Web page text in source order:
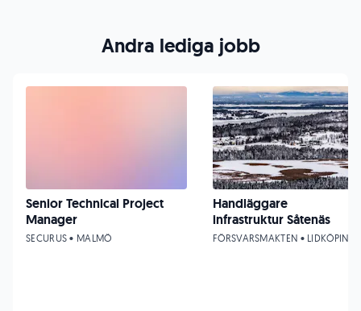
Andra lediga jobb
Senior Technical Project
Manager
SECURUS • MALMÖ
Handläggare
infrastruktur Såtenäs
FÖRSVARSMAKTEN • LIDKÖPING